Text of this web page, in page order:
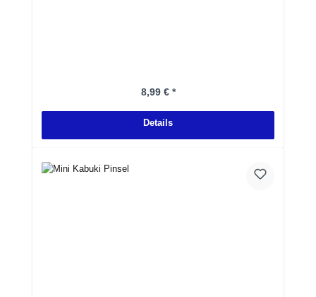
Regulärer Preis:
8,99 € *
Details